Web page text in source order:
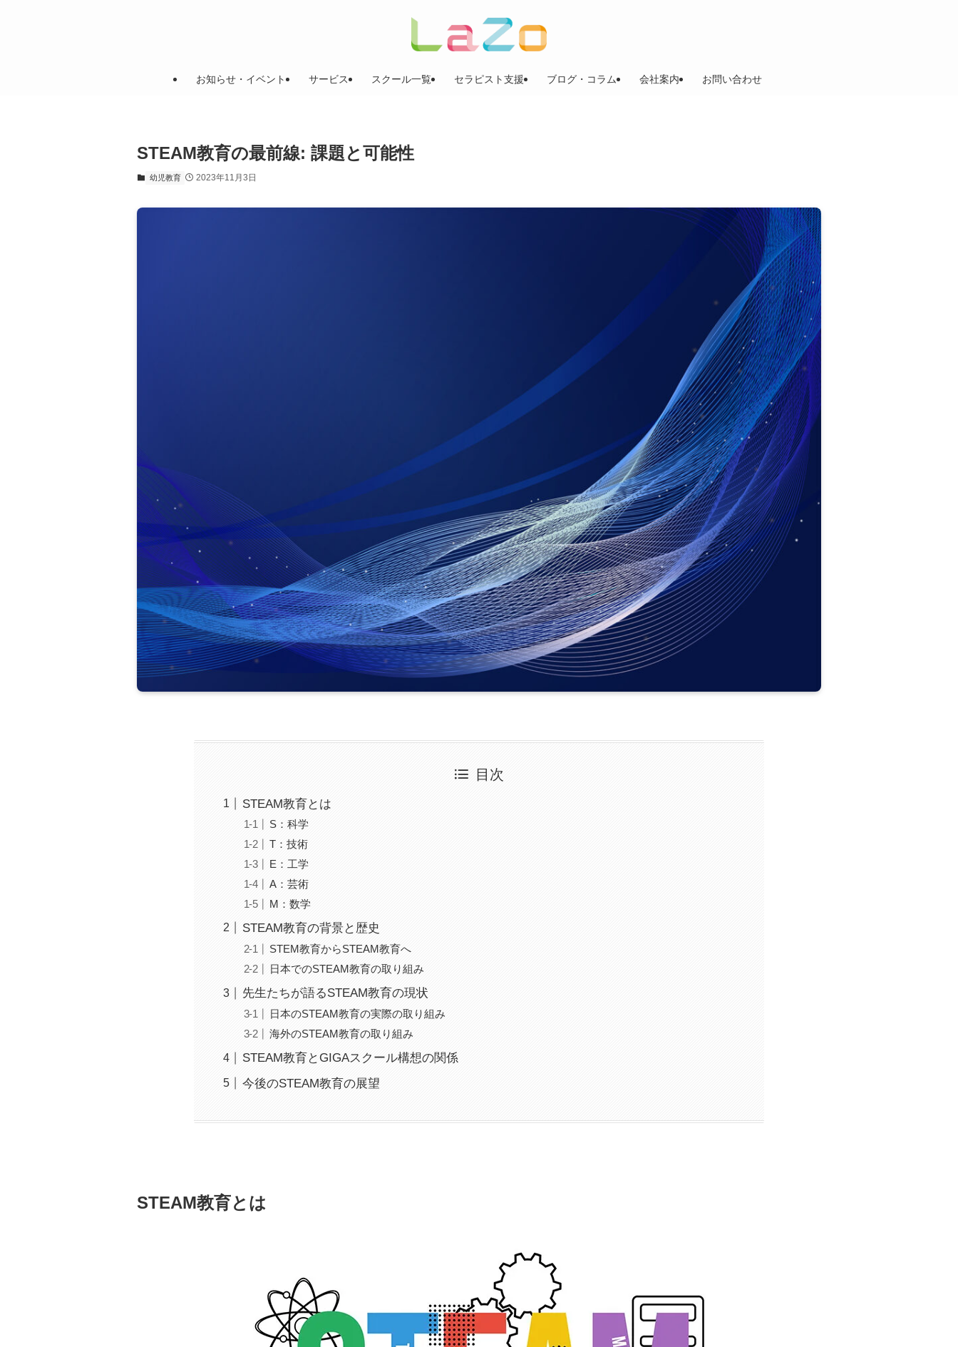
お知らせ・イベント サービス スクール一覧 セラピスト支援 ブログ・コラム 会社案内 お問い合わせ
STEAM教育の最前線: 課題と可能性
幼児教育 2023年11月3日
目次
STEAM教育とは
S：科学
T：技術
E：工学
A：芸術
M：数学
STEAM教育の背景と歴史
STEM教育からSTEAM教育へ
日本でのSTEAM教育の取り組み
先生たちが語るSTEAM教育の現状
日本のSTEAM教育の実際の取り組み
海外のSTEAM教育の取り組み
STEAM教育とGIGAスクール構想の関係
今後のSTEAM教育の展望
STEAM教育とは